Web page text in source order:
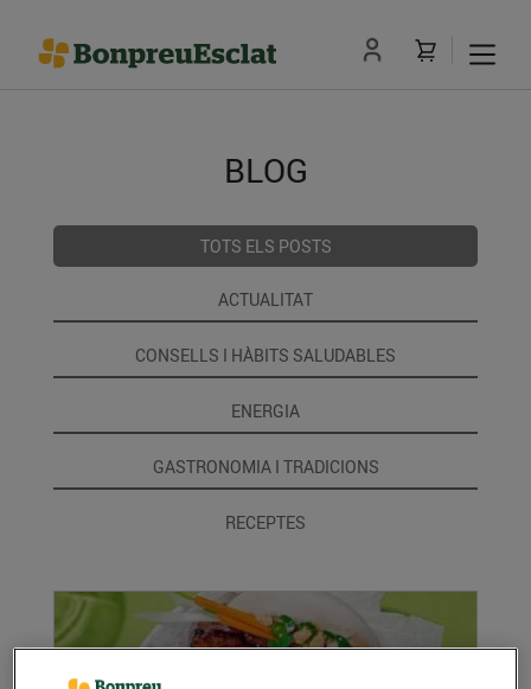
BLOG
TOTS ELS POSTS
ACTUALITAT
CONSELLS I HÀBITS SALUDABLES
ENERGIA
GASTRONOMIA I TRADICIONS
RECEPTES